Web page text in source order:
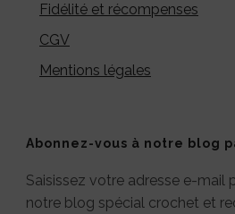
Fidélité et récompenses
CGV
Mentions légales
Abonnez-vous à notre blog
Saisissez votre adresse e-mail
notre blog spécial crochet et